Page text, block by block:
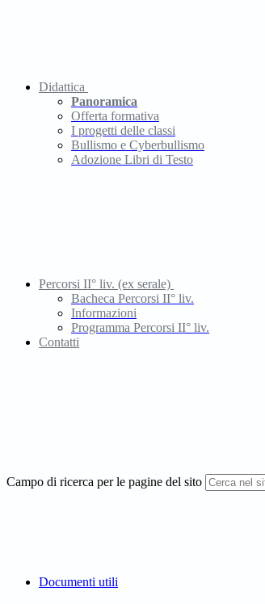
Didattica
Panoramica
Offerta formativa
I progetti delle classi
Bullismo e Cyberbullismo
Adozione Libri di Testo
Percorsi II° liv. (ex serale)
Bacheca Percorsi II° liv.
Informazioni
Programma Percorsi II° liv.
Contatti
Campo di ricerca per le pagine del sito
Documenti utili